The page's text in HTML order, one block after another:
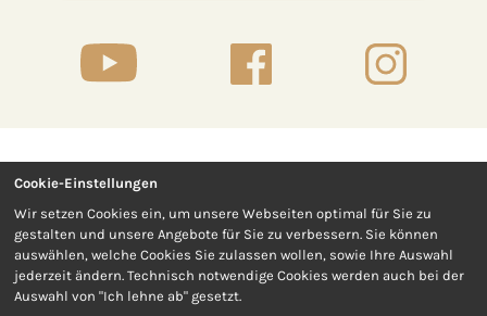
Kontakt
Impressum Datenschutz
Barrierefreiheit
Cookie-Einstellungen
Wir setzen Cookies ein, um unsere Webseiten optimal für Sie zu
gestalten und unsere Angebote für Sie zu verbessern. Sie können
auswählen, welche Cookies Sie zulassen wollen, sowie Ihre Auswahl
jederzeit ändern. Technisch notwendige Cookies werden auch bei der
Auswahl von "Ich lehne ab" gesetzt.